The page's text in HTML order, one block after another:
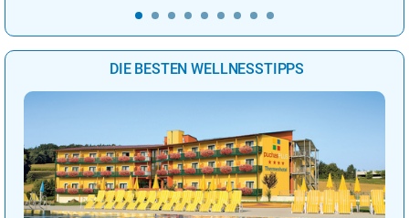
DIE BESTEN WELLNESSTIPPS